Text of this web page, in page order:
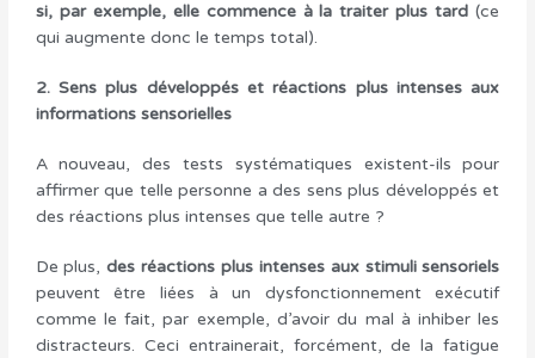
si, par exemple, elle commence à la traiter plus tard (ce
qui augmente donc le temps total).
2. Sens plus développés et réactions plus intenses aux
informations sensorielles
A nouveau, des tests systématiques existent-ils pour
affirmer que telle personne a des sens plus développés et
des réactions plus intenses que telle autre ?
De plus,des réactions plus intenses aux stimuli sensoriels
peuvent être liées à un dysfonctionnement exécutif
comme le fait, par exemple, d’avoir du mal à inhiber les
distracteurs. Ceci entrainerait, forcément, de la fatigue